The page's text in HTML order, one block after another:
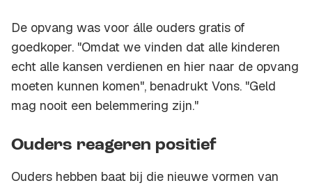
De opvang was voor álle ouders gratis of
goedkoper. "Omdat we vinden dat alle kinderen
echt alle kansen verdienen en hier naar de opvang
moeten kunnen komen", benadrukt Vons. "Geld
mag nooit een belemmering zijn."
Ouders reageren positief
Ouders hebben baat bij die nieuwe vormen van